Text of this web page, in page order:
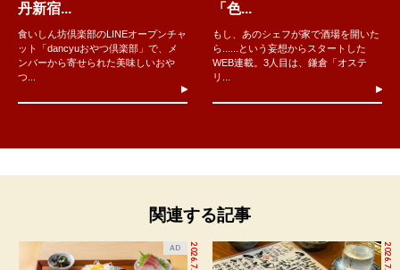
丹新宿...
食いしん坊倶楽部のLINEオープンチャ
ット「dancyuおやつ倶楽部」で、メ
ンバーから寄せられた美味しいおや
つ...
「色...
もし、あのシェフが家で酒場を開いた
ら......という妄想からスタートした
WEB連載。3人目は、鎌倉「オステ
リ...
関連する記事
2026.7.27
AD 2026.7.25